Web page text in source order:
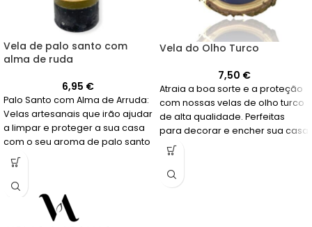
Vela de palo santo com
alma de ruda
6,95 €
Palo Santo com Alma de Arruda:
Velas artesanais que irão ajudar
a limpar e proteger a sua casa
com o seu aroma de palo santo
e arruda. Feitas em Espanha.
Vela do Olho Turco
7,50 €
Atraia a boa sorte e a proteção
com nossas velas de olho turco
de alta qualidade. Perfeitas
para decorar e encher sua casa
de energia positiva.